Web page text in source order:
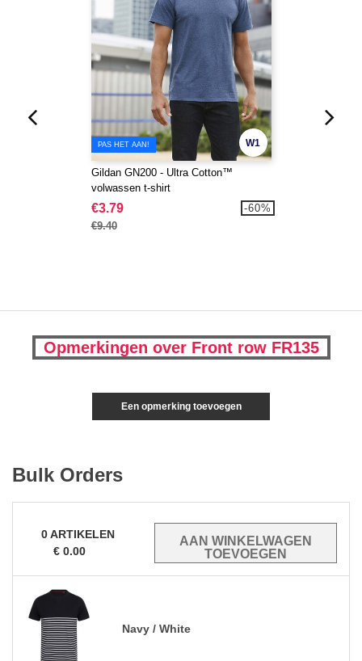
W1
PAS HET AAN!
Gildan GN200 - Ultra Cotton™
volwassen t-shirt
€3.79
€9.40
-60%
Opmerkingen over Front row FR135
Een opmerking toevoegen
Bulk Orders
0ARTIKELEN
€ 0.00
Navy / White